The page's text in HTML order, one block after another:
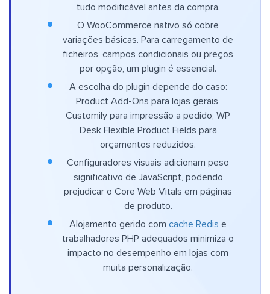
tudo modificável antes da compra.
O WooCommerce nativo só cobre
variações básicas. Para carregamento de
ficheiros, campos condicionais ou preços
por opção, um plugin é essencial.
A escolha do plugin depende do caso:
Product Add-Ons para lojas gerais,
Customily para impressão a pedido, WP
Desk Flexible Product Fields para
orçamentos reduzidos.
Configuradores visuais adicionam peso
significativo de JavaScript, podendo
prejudicar o Core Web Vitals em páginas
de produto.
Alojamento gerido com cache Redis e
trabalhadores PHP adequados minimiza o
impacto no desempenho em lojas com
muita personalização.